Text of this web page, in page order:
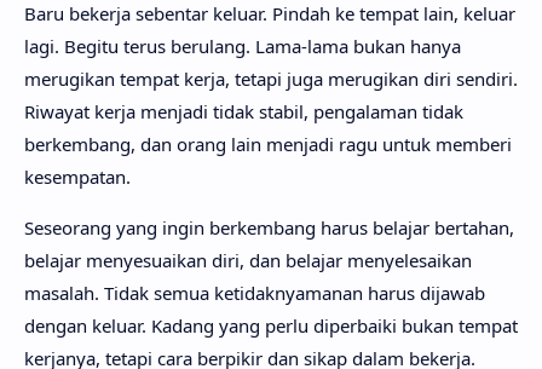
Baru bekerja sebentar keluar. Pindah ke tempat lain, keluar
lagi. Begitu terus berulang. Lama-lama bukan hanya
merugikan tempat kerja, tetapi juga merugikan diri sendiri.
Riwayat kerja menjadi tidak stabil, pengalaman tidak
berkembang, dan orang lain menjadi ragu untuk memberi
kesempatan.
Seseorang yang ingin berkembang harus belajar bertahan,
belajar menyesuaikan diri, dan belajar menyelesaikan
masalah. Tidak semua ketidaknyamanan harus dijawab
dengan keluar. Kadang yang perlu diperbaiki bukan tempat
kerjanya, tetapi cara berpikir dan sikap dalam bekerja.